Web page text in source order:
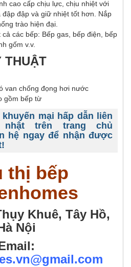
cao cấp chịu lực, chịu nhiệt với
đập và giữ nhiệt tốt hơn. Nắp
trào hiện đại.
các bếp: Bếp gas, bếp điện, bếp
gốm v.v.
THUẬT
van chống đọng hơi nước
gồm bếp từ
mại hấp dẫn liên
trên trang chủ
hệ ngay để nhận được
thị bếp
Khuê, Tây Hồ,
Nội